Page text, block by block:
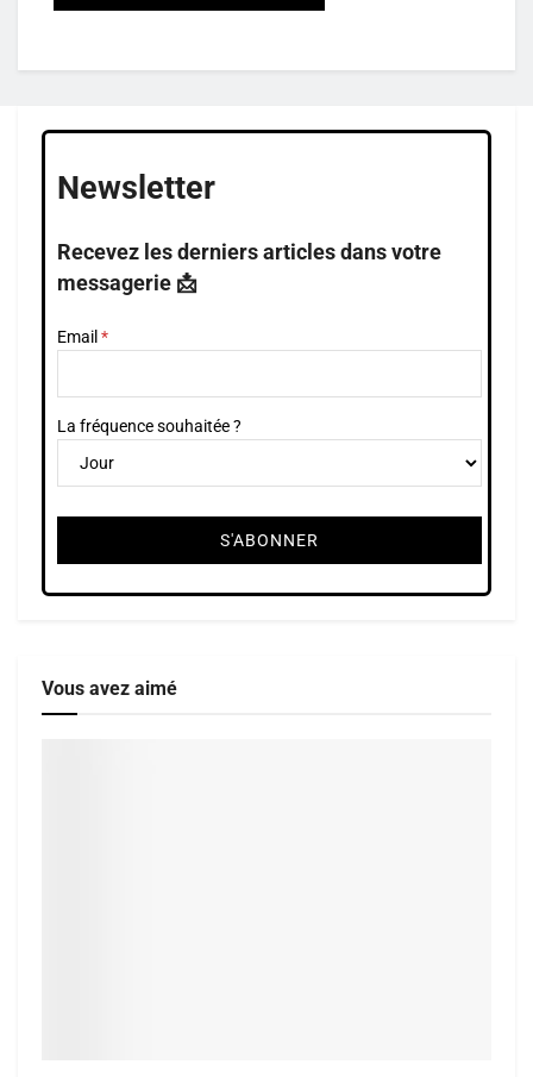
Newsletter
Recevez les derniers articles dans votre
messagerie 📩
Email
La fréquence souhaitée ?
Vous avez aimé